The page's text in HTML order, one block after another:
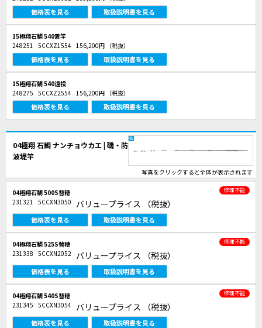
価格表を見る 取扱説明書を見る
15極翔石鯛 540置竿
248251 5CCXZ1554 156,200円 （税抜）
価格表を見る 取扱説明書を見る
15極翔石鯛 540遠投
248275 5CCXZ2554 156,200円 （税抜）
価格表を見る 取扱説明書を見る
04極翔 石鯛 ナンチョウカエ | 磯・防
波堤竿
写真をクリックすると全体が表示されます
04極翔石鯛 500S替穂 修理不能
231321 5CCXN3050 バリュープライス （税抜）
価格表を見る 取扱説明書を見る
04極翔石鯛 525S替穂 修理不能
231338 5CCXN2052 バリュープライス （税抜）
価格表を見る 取扱説明書を見る
04極翔石鯛 540S替穂 修理不能
231345 5CCXN3054 バリュープライス （税抜）
価格表を見る 取扱説明書を見る